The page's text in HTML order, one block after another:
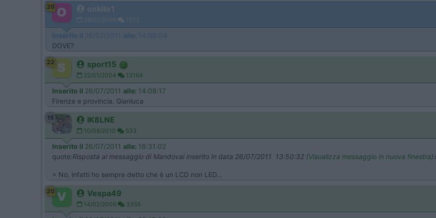
20 onkite1
28/02/2006 1573
Inserito il 26/07/2011 alle: 14:00:04
DOVE?
22 sport15
22/01/2004 13164
Inserito il 26/07/2011 alle: 14:08:17
Firenze e provincia. Gianluca
15 IK8LNE
10/08/2010 533
Inserito il 26/07/2011 alle: 16:31:02
quote:Risposta al messaggio di Mandovai inserito in data 26/07/2011 13:50:32 (Visualizza messaggio in nuova finestra)
> No, infatti ho sempre detto che è un LCD non LED...
20 Vespa49
14/02/2006 3355